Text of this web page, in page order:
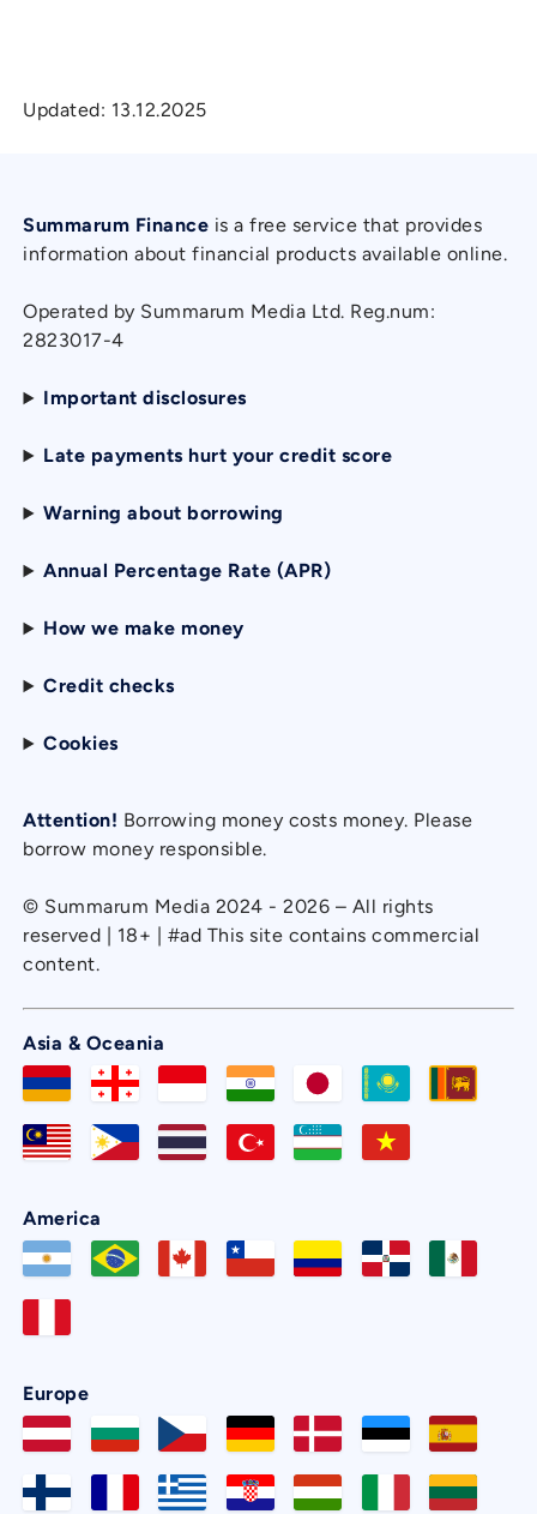
Updated: 13.12.2025
Summarum Finance is a free service that provides
information about financial products available online.
Operated by Summarum Media Ltd. Reg.num:
2823017-4
Important disclosures
Late payments hurt your credit score
Warning about borrowing
Annual Percentage Rate (APR)
How we make money
Credit checks
Cookies
Attention! Borrowing money costs money. Please
borrow money responsible.
© Summarum Media 2024 - 2026 – All rights
reserved | 18+ | #ad This site contains commercial
content.
Asia & Oceania
America
Europe